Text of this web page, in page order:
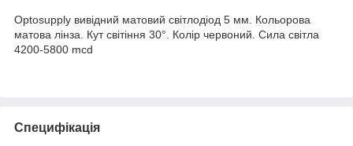
Optosupply вивідний матовий світлодіод 5 мм. Кольорова
матова лінза. Кут світіння 30°. Колір червоний. Сила світла
4200-5800 mcd
Специфікація